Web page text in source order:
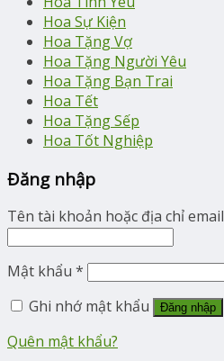
Hoa Sự Kiện
Hoa Tặng Vợ
Hoa Tặng Người Yêu
Hoa Tặng Bạn Trai
Hoa Tết
Hoa Tặng Sếp
Hoa Tốt Nghiệp
Đăng nhập
Tên tài khoản hoặc địa chỉ email
Mật khẩu *
Ghi nhớ mật khẩu
Đăng nhập
Quên mật khẩu?